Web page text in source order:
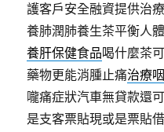
護客戶安全融資提供治
養肺潤肺養生茶平衡人
養肝保健食品喝什麼茶
藥物更能消腫止痛治療
嚨痛症狀汽車無貸款還
是支客票貼現或是票貼